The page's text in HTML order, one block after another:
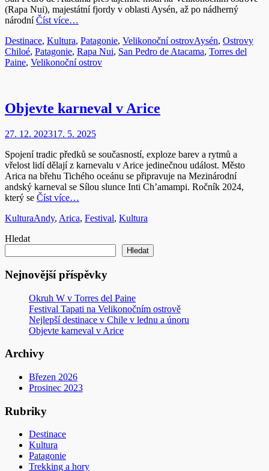
(Rapa Nui), majestátní fjordy v oblasti Aysén, až po nádherný
národníČíst více…
Rubriky
Destinace, Kultura, Patagonie, Velikonoční ostrovŠtítky
Aysén, Ostrovy
Chiloé, Patagonie, Rapa Nui, San Pedro de Atacama, Torres del
Paine, Velikonoční ostrov
Objevte karneval v Arice
Publikováno
27. 12. 202317. 5. 2025
Spojení tradic předků se současností, exploze barev a rytmů a
vřelost lidí dělají z karnevalu v Arice jedinečnou událost. Město
Arica na břehu Tichého oceánu se připravuje na Mezinárodní
andský karneval se Sílou slunce Inti Ch’amampi. Ročník 2024,
který se Číst více…
Rubriky
KulturaŠtítky
Andy, Arica, Festival, Kultura
Hledat
Hledat
Nejnovější příspěvky
Okruh W v Torres del Paine
Festival Tapati na Velikonočním ostrově
Nejlepší destinace v Chile v lednu a únoru
Objevte karneval v Arice
Archivy
Březen 2026
Prosinec 2023
Rubriky
Destinace
Kultura
Patagonie
Trekking a hory